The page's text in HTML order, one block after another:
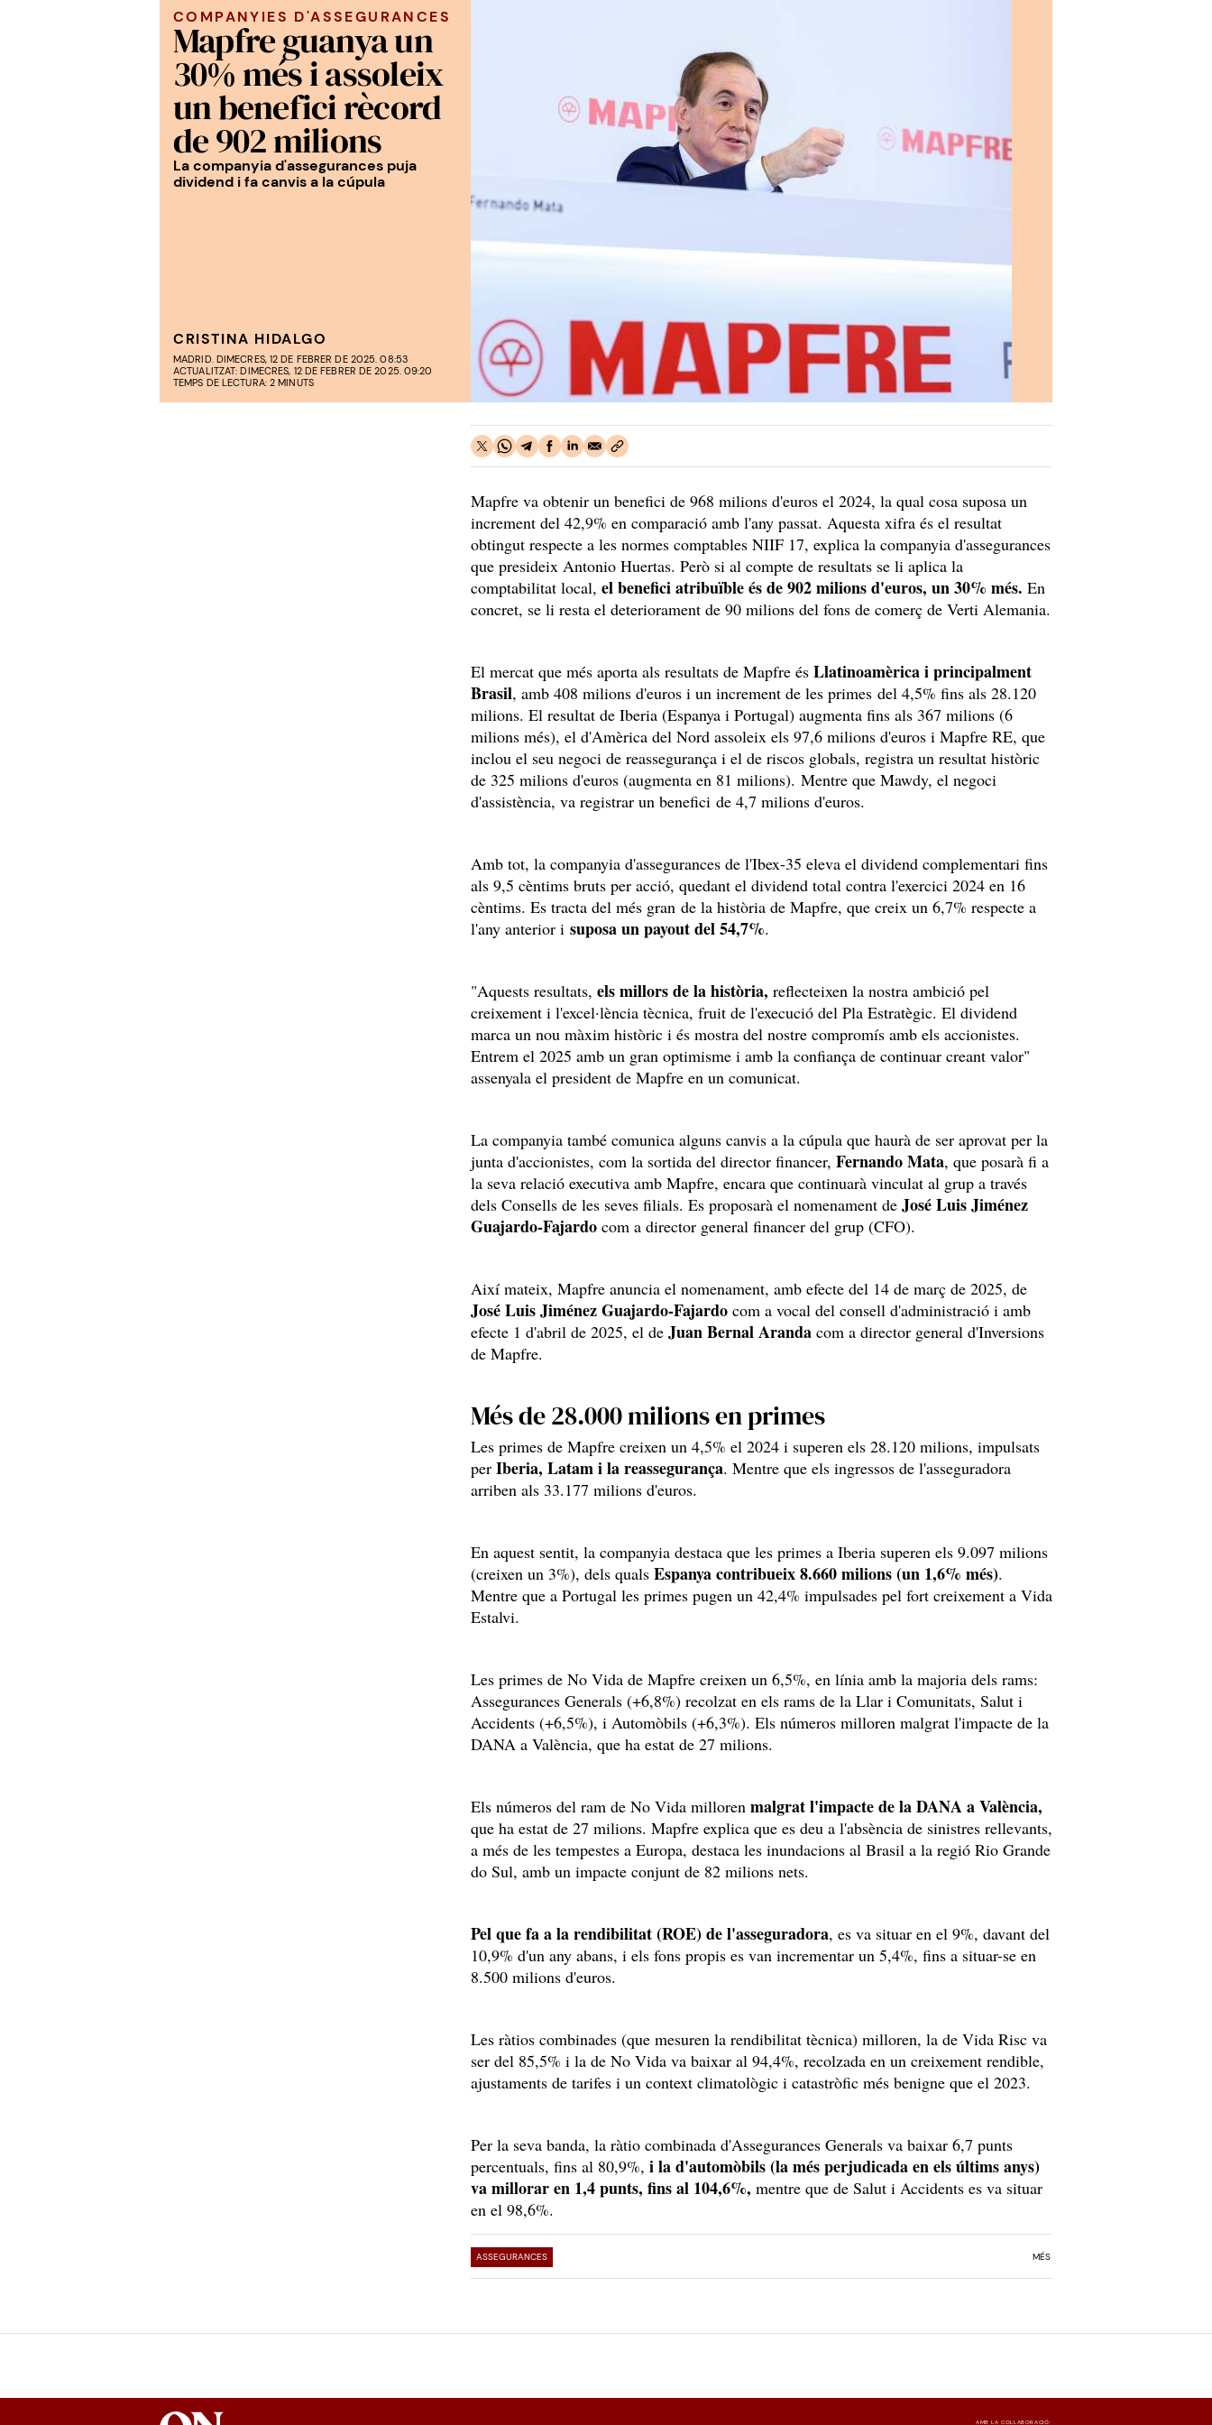
COMPANYIES D'ASSEGURANCES
Mapfre guanya un
30% més i assoleix
un benefici rècord
de 902 milions
La companyia d'assegurances puja
dividend i fa canvis a la cúpula
CRISTINA HIDALGO
MADRID. DIMECRES, 12 DE FEBRER DE 2025. 08:53
ACTUALITZAT: DIMECRES, 12 DE FEBRER DE 2025. 09:20
TEMPS DE LECTURA: 2 MINUTS
Mapfre va obtenir un benefici de 968 milions d'euros el 2024, la qual cosa suposa un
increment del 42,9% en comparació amb l'any passat. Aquesta xifra és el resultat
obtingut respecte a les normes comptables NIIF 17, explica la companyia d'assegurances
que presideix Antonio Huertas. Però si al compte de resultats se li aplica la
comptabilitat local, el benefici atribuïble és de 902 milions d'euros, un 30% més. En
concret, se li resta el deteriorament de 90 milions del fons de comerç de Verti Alemania.
El mercat que més aporta als resultats de Mapfre és Llatinoamèrica i principalment
Brasil, amb 408 milions d'euros i un increment de les primes del 4,5% fins als 28.120
milions. El resultat de Iberia (Espanya i Portugal) augmenta fins als 367 milions (6
milions més), el d'Amèrica del Nord assoleix els 97,6 milions d'euros i Mapfre RE, que
inclou el seu negoci de reassegurança i el de riscos globals, registra un resultat històric
de 325 milions d'euros (augmenta en 81 milions). Mentre que Mawdy, el negoci
d'assistència, va registrar un benefici de 4,7 milions d'euros.
Amb tot, la companyia d'assegurances de l'Ibex-35 eleva el dividend complementari fins
als 9,5 cèntims bruts per acció, quedant el dividend total contra l'exercici 2024 en 16
cèntims. Es tracta del més gran de la història de Mapfre, que creix un 6,7% respecte a
l'any anterior i suposa un payout del 54,7%.
"Aquests resultats, els millors de la història, reflecteixen la nostra ambició pel
creixement i l'excel·lència tècnica, fruit de l'execució del Pla Estratègic. El dividend
marca un nou màxim històric i és mostra del nostre compromís amb els accionistes.
Entrem el 2025 amb un gran optimisme i amb la confiança de continuar creant valor"
assenyala el president de Mapfre en un comunicat.
La companyia també comunica alguns canvis a la cúpula que haurà de ser aprovat per la
junta d'accionistes, com la sortida del director financer, Fernando Mata, que posarà fi a
la seva relació executiva amb Mapfre, encara que continuarà vinculat al grup a través
dels Consells de les seves filials. Es proposarà el nomenament de José Luis Jiménez
Guajardo-Fajardo com a director general financer del grup (CFO).
Així mateix, Mapfre anuncia el nomenament, amb efecte del 14 de març de 2025, de
José Luis Jiménez Guajardo-Fajardo com a vocal del consell d'administració i amb
efecte 1 d'abril de 2025, el de Juan Bernal Aranda com a director general d'Inversions
de Mapfre.
Més de 28.000 milions en primes
Les primes de Mapfre creixen un 4,5% el 2024 i superen els 28.120 milions, impulsats
per Iberia, Latam i la reassegurança. Mentre que els ingressos de l'asseguradora
arriben als 33.177 milions d'euros.
En aquest sentit, la companyia destaca que les primes a Iberia superen els 9.097 milions
(creixen un 3%), dels quals Espanya contribueix 8.660 milions (un 1,6% més).
Mentre que a Portugal les primes pugen un 42,4% impulsades pel fort creixement a Vida
Estalvi.
Les primes de No Vida de Mapfre creixen un 6,5%, en línia amb la majoria dels rams:
Assegurances Generals (+6,8%) recolzat en els rams de la Llar i Comunitats, Salut i
Accidents (+6,5%), i Automòbils (+6,3%). Els números milloren malgrat l'impacte de la
DANA a València, que ha estat de 27 milions.
Els números del ram de No Vida milloren malgrat l'impacte de la DANA a València,
que ha estat de 27 milions. Mapfre explica que es deu a l'absència de sinistres rellevants,
a més de les tempestes a Europa, destaca les inundacions al Brasil a la regió Rio Grande
do Sul, amb un impacte conjunt de 82 milions nets.
Pel que fa a la rendibilitat (ROE) de l'asseguradora, es va situar en el 9%, davant del
10,9% d'un any abans, i els fons propis es van incrementar un 5,4%, fins a situar-se en
8.500 milions d'euros.
Les ràtios combinades (que mesuren la rendibilitat tècnica) milloren, la de Vida Risc va
ser del 85,5% i la de No Vida va baixar al 94,4%, recolzada en un creixement rendible,
ajustaments de tarifes i un context climatològic i catastròfic més benigne que el 2023.
Per la seva banda, la ràtio combinada d'Assegurances Generals va baixar 6,7 punts
percentuals, fins al 80,9%, i la d'automòbils (la més perjudicada en els últims anys)
va millorar en 1,4 punts, fins al 104,6%, mentre que de Salut i Accidents es va situar
en el 98,6%.
ASSEGURANCES MÉS
AMB LA COL·LABORACIÓ: